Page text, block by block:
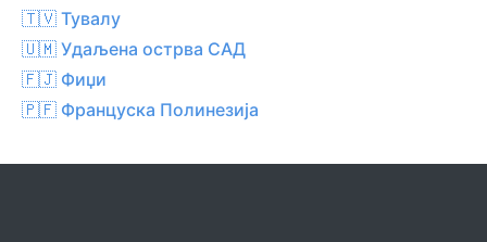
🇹🇻 Тувалу
🇺🇲 Удаљена острва САД
🇫🇯 Фиџи
🇵🇫 Француска Полинезија